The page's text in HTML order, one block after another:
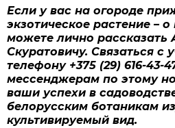
Если у вас на огороде
экзотическое растение –
можете лично рассказать
Скуратовичу. Связаться
телефону +375 (29) 616-43-
мессенджерам по этому
ваши успехи в
белорусским ботаникам
культивируемый вид.